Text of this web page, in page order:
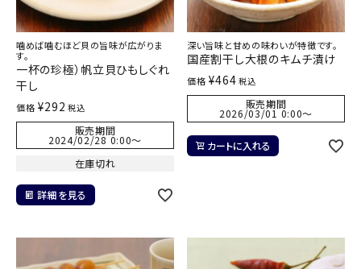
噛めば噛むほど貝の旨味が広がりま
す。
一杯の珍極）帆立貝ひもしぐれ
干し
価格 ¥292 税込
販売期間
2024/02/28 0:00〜
在庫切れ
詳細を見る
深い旨味と甘めの味わいが特徴です。
国産割干し大根のキムチ漬け
価格 ¥464 税込
販売期間
2026/03/01 0:00〜
カートに入れる